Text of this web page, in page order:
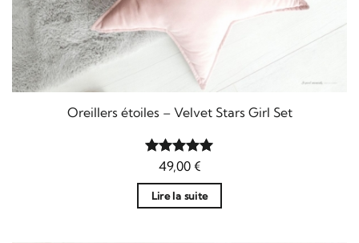
Oreillers étoiles – Velvet Stars Girl Set
Note5sur
49,00 €
Lire la suite